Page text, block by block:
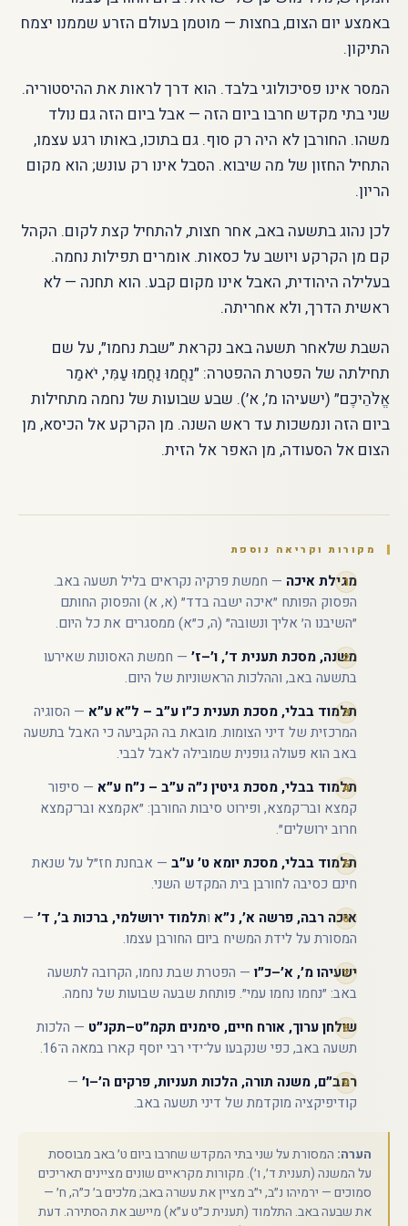
באמצע יום הצום, בחצות — מוטמן בעולם הזרע שממנו יצמח
התיקון.
המסר אינו פסיכולוגי בלבד. הוא דרך לראות את ההיסטוריה.
שני בתי מקדש חרבו ביום הזה — אבל ביום הזה גם נולד
משהו. החורבן לא היה רק סוף. גם בתוכו, באותו רגע עצמו,
התחיל החזון של מה שיבוא. הסבל אינו רק עונש; הוא מקום
הריון.
לכן נהוג בתשעה באב, אחר חצות, להתחיל קצת לקום. הקהל
קם מן הקרקע ויושב על כסאות. אומרים תפילות נחמה.
בעלילה היהודית, האבל אינו מקום קבע. הוא תחנה — לא
ראשית הדרך, ולא אחריתה.
השבת שלאחר תשעה באב נקראת ״שבת נחמו״, על שם
תחילתה של הפטרת ההפטרה: ״נַחֲמוּ נַחֲמוּ עַמִּי, יֹאמַר
אֱלֹהֵיכֶם״ (ישעיהו מ׳, א׳). שבע שבועות של נחמה מתחילות
ביום הזה ונמשכות עד ראש השנה. מן הקרקע אל הכיסא, מן
הצום אל הסעודה, מן האפר אל הזית.
מקורות וקריאה נוספת
מגילת איכה — חמשת פרקיה נקראים בליל תשעה באב.
הפסוק הפותח ״איכה ישבה בדד״ (א, א) והפסוק החותם
״השיבנו ה׳ אליך ונשובה״ (ה, כ״א) ממסגרים את כל היום.
משנה, מסכת תענית ד׳, ו׳–ז׳ — חמשת האסונות שאירעו
בתשעה באב, וההלכות הראשוניות של היום.
תלמוד בבלי, מסכת תענית כ״ו ע״ב – ל״א ע״א — הסוגיה
המרכזית של דיני הצומות. מובאת בה הקביעה כי האבל בתשעה
באב הוא פעולה גופנית שמובילה לאבל לבבי.
תלמוד בבלי, מסכת גיטין נ״ה ע״ב – נ״ח ע״א — סיפור
קמצא ובר־קמצא, ופירוט סיבות החורבן: ״אקמצא ובר־קמצא
חרוב ירושלים״.
תלמוד בבלי, מסכת יומא ט׳ ע״ב — אבחנת חז״ל על שנאת
חינם כסיבה לחורבן בית המקדש השני.
איכה רבה, פרשה א׳, נ״א ותלמוד ירושלמי, ברכות ב׳, ד׳ —
המסורת על לידת המשיח ביום החורבן עצמו.
ישעיהו מ׳, א׳–כ״ו — הפטרת שבת נחמו, הקרובה לתשעה
באב: ״נחמו נחמו עמי״. פותחת שבעה שבועות של נחמה.
שולחן ערוך, אורח חיים, סימנים תקמ״ט–תקנ״ט — הלכות
תשעה באב, כפי שנקבעו על־ידי רבי יוסף קארו במאה ה־16.
רמב״ם, משנה תורה, הלכות תעניות, פרקים ה׳–ו׳ —
קודיפיקציה מוקדמת של דיני תשעה באב.
הערה: המסורת על שני בתי המקדש שחרבו ביום ט׳ באב מבוססת
על המשנה (תענית ד׳, ו׳). מקורות מקראיים שונים מציינים תאריכים
סמוכים — ירמיהו נ״ב, י״ב מציין את עשרה באב; מלכים ב׳ כ״ה, ח׳ —
את שבעה באב. התלמוד (תענית כ״ט ע״א) מיישב את הסתירה. דעת